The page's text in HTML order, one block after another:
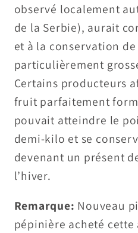
observé localement
de la Serbie), aurait
et à la conservation
particulièrement
Certains producteurs
fruit parfaitement
pouvait atteindre le
demi-kilo et se
devenant un présent
l’hiver.
Remarque: Nouveau
pépinière acheté cette